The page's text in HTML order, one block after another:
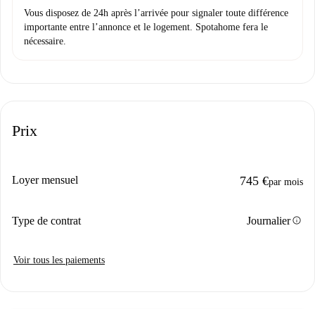
Vous disposez de 24h après l’arrivée pour signaler toute différence
importante entre l’annonce et le logement. Spotahome fera le
nécessaire.
Prix
Loyer mensuel 745 €par mois
Type de contrat Journalierinfo
Voir tous les paiements